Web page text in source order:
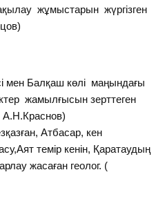
жұмыстарын жүргізген
мен Балқаш көлі маңындағы
жамылғысын зерттеген
Атбасар, кен
темір кенін, Қаратаудың
жасаған геолог. (